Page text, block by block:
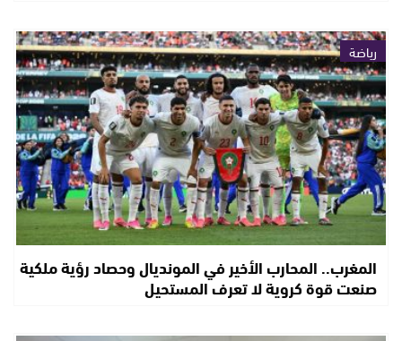
رياضة
المغرب.. المحارب الأخير في المونديال وحصاد رؤية ملكية
صنعت قوة كروية لا تعرف المستحيل